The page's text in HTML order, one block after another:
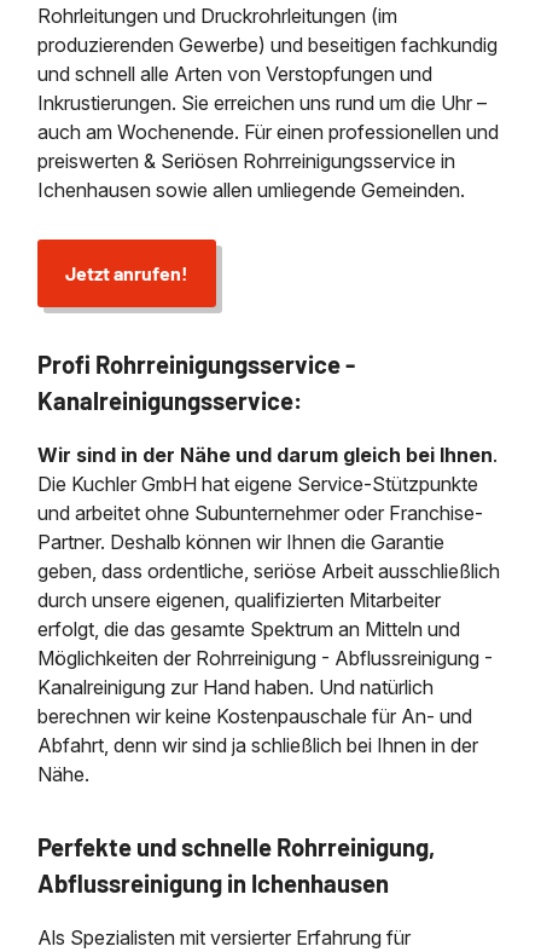
Rohrleitungen und Druckrohrleitungen (im
produzierenden Gewerbe) und beseitigen fachkundig
und schnell alle Arten von Verstopfungen und
Inkrustierungen. Sie erreichen uns rund um die Uhr –
auch am Wochenende. Für einen professionellen und
preiswerten & Seriösen Rohrreinigungsservice in
Ichenhausen sowie allen umliegende Gemeinden.
Jetzt anrufen!
Profi Rohrreinigungsservice -
Kanalreinigungsservice:
Wir sind in der Nähe und darum gleich bei Ihnen.
Die Kuchler GmbH hat eigene Service-Stützpunkte
und arbeitet ohne Subunternehmer oder Franchise-
Partner. Deshalb können wir Ihnen die Garantie
geben, dass ordentliche, seriöse Arbeit ausschließlich
durch unsere eigenen, qualifizierten Mitarbeiter
erfolgt, die das gesamte Spektrum an Mitteln und
Möglichkeiten der Rohrreinigung - Abflussreinigung -
Kanalreinigung zur Hand haben. Und natürlich
berechnen wir keine Kostenpauschale für An- und
Abfahrt, denn wir sind ja schließlich bei Ihnen in der
Nähe.
Perfekte und schnelle Rohrreinigung,
Abflussreinigung in Ichenhausen
Als Spezialisten mit versierter Erfahrung für